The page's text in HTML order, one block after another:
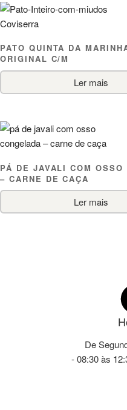
PATO QUINTA DA
ORIGINAL C/M
Ler mais
PÁ DE JAVALI COM OSSO
– CARNE DE CAÇA
Ler mais
De
- 08:30 às